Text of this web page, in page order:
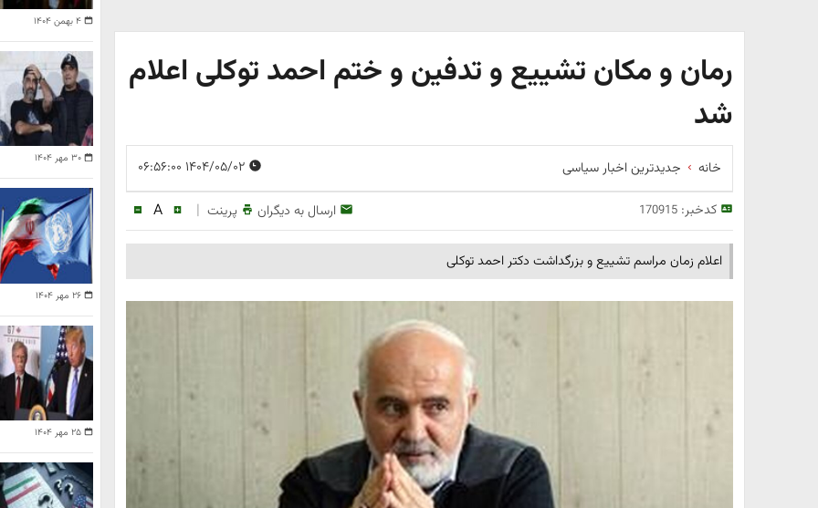
رمان و مکان تشییع و تدفین و ختم احمد توکلی اعلام
شد
خانه جدیدترین اخبار سیاسی
کدخبر:170915 ارسال به دیگران پرینت |
A
اعلام زمان مراسم تشییع و بزرگداشت دکتر احمد توکلی
۴ بهمن ۱۴۰۴
۳۰ مهر ۱۴۰۴
۲۶ مهر ۱۴۰۴
۲۵ مهر ۱۴۰۴